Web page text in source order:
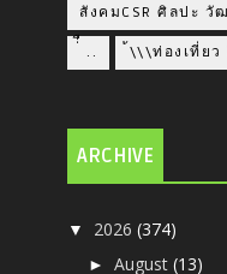
สังคมCSR ศิลปะ วั
่่ื​ .. \\\ท่องเที่ยว
ARCHIVE
▼ 2026(374)
►August(13)